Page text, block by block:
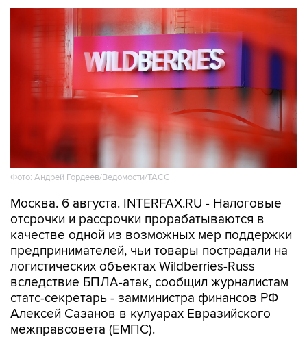
Фото: Андрей Гордеев/Ведомости/ТАСС
Москва. 6 августа. INTERFAX.RU - Налоговые
отсрочки и рассрочки прорабатываются в
качестве одной из возможных мер поддержки
предпринимателей, чьи товары пострадали на
логистических объектах Wildberries-Russ
вследствие БПЛА-атак, сообщил журналистам
статс-секретарь - замминистра финансов РФ
Алексей Сазанов в кулуарах Евразийского
межправсовета (ЕМПС).